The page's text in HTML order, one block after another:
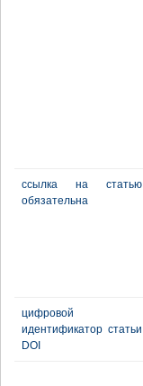
ссылка на статью
обязательна
цифровой
идентификатор статьи
DOI